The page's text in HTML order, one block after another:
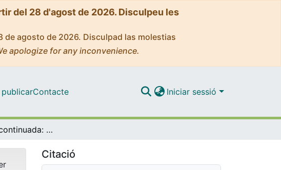
del 28 d'agost de 2026. Disculpeu les
agosto de 2026. Disculpad las molestias
apologize for any inconvenience.
Contacte Iniciar sessió
Formación continuada: Vivir con insuficiencia renal crónica
Citació